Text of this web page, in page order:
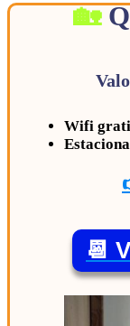
Wifi
📆